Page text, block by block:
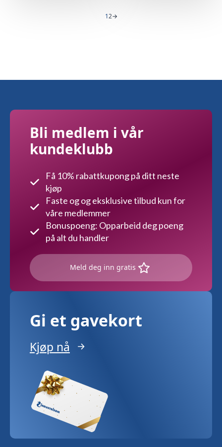
12→
Bli medlem i vår
kundeklubb
Få 10% rabattkupong på ditt neste
kjøp
Faste og og eksklusive tilbud kun for
våre medlemmer
Bonuspoeng: Opparbeid deg poeng
på alt du handler
Meld deg inn gratis
Gi et gavekort
Kjøp nå